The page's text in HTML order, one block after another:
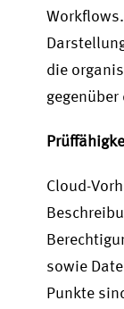
die
Cloud-
sowie
Punkte